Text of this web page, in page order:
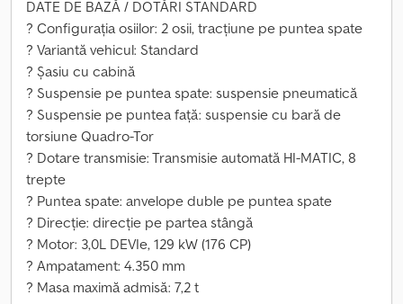
DATE DE BAZĂ / DOTĂRI STANDARD
? Configurația osiilor: 2 osii, tracțiune pe puntea spate
? Variantă vehicul: Standard
? Șasiu cu cabină
? Suspensie pe puntea spate: suspensie pneumatică
? Suspensie pe puntea față: suspensie cu bară de
torsiune Quadro-Tor
? Dotare transmisie: Transmisie automată HI-MATIC, 8
trepte
? Puntea spate: anvelope duble pe puntea spate
? Direcție: direcție pe partea stângă
? Motor: 3,0L DEVIe, 129 kW (176 CP)
? Ampatament: 4.350 mm
? Masa maximă admisă: 7,2 t